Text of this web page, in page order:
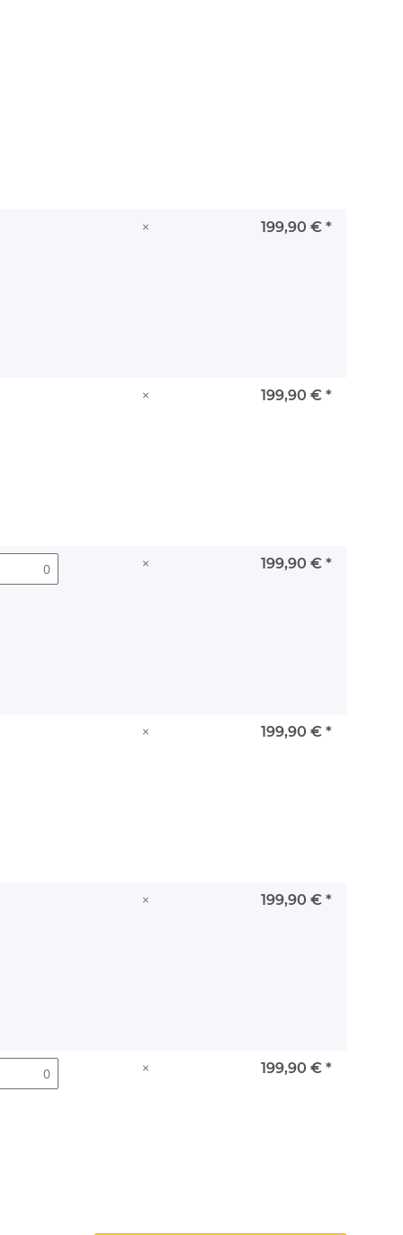
× 199,90 € *
× 199,90 € *
× 199,90 € *
× 199,90 € *
× 199,90 € *
× 199,90 € *